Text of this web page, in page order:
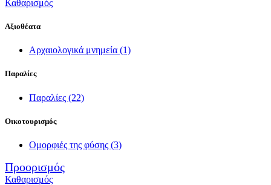
Καθαρισμός
Αξιοθέατα
Αρχαιολογικά μνημεία (1)
Παραλίες
Παραλίες (22)
Οικοτουρισμός
Ομορφιές της φύσης (3)
Προορισμός
Καθαρισμός